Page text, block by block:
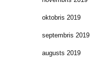
oktobris 2019
septembris 2019
augusts 2019